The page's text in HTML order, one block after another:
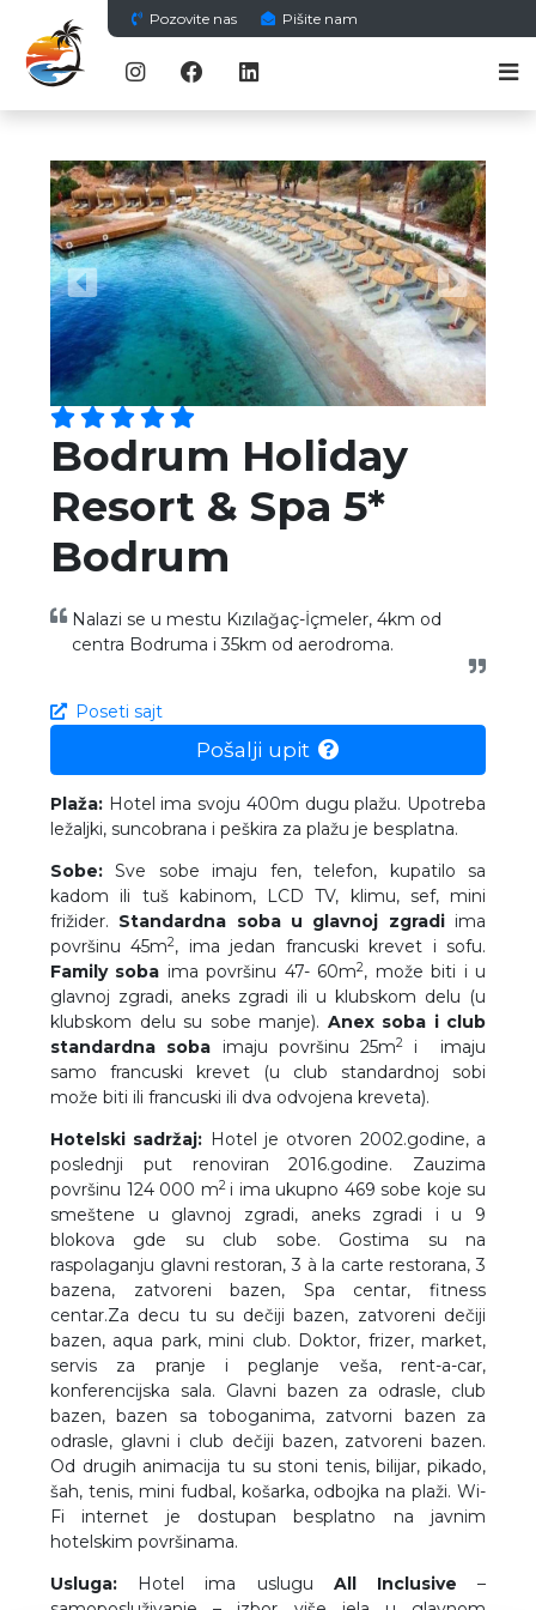
Pozovite nas Pišite nam
Previous Next
Bodrum Holiday
Resort & Spa 5*
Bodrum
Nalazi se u mestu Kızılağaç-İçmeler, 4km od
centra Bodruma i 35km od aerodroma.
Poseti sajt
Pošalji upit
Plaža: Hotel ima svoju 400m dugu plažu. Upotreba
ležaljki, suncobrana i peškira za plažu je besplatna.
Sobe: Sve sobe imaju fen, telefon, kupatilo sa
kadom ili tuš kabinom, LCD TV, klimu, sef, mini
frižider. Standardna soba u glavnoj zgradiima
površinu 45m2, ima jedan francuski krevet i sofu.
Family soba ima površinu 47- 60m2, može biti i u
glavnoj zgradi, aneks zgradi ili u klubskom delu (u
klubskom delu su sobe manje). Anex soba i club
standardna soba imaju površinu 25m2
i imaju
samo francuski krevet (u club standardnoj sobi
može biti ili francuski ili dva odvojena kreveta).
Hotelski sadržaj: Hotel je otvoren 2002.godine, a
poslednji put renoviran 2016.godine. Zauzima
površinu 124 000 m2 i ima ukupno 469 sobe koje su
smeštene u glavnoj zgradi, aneks zgradi i u 9
blokova gde su club sobe. Gostima su na
raspolaganju glavni restoran, 3 à la carte restorana, 3
bazena, zatvoreni bazen, Spa centar, fitness
centar.Za decu tu su dečiji bazen, zatvoreni dečiji
bazen, aqua park, mini club. Doktor, frizer, market,
servis za pranje i peglanje veša, rent-a-car,
konferencijska sala. Glavni bazen za odrasle, club
bazen, bazen sa toboganima, zatvorni bazen za
odrasle, glavni i club dečiji bazen, zatvoreni bazen.
Od drugih animacija tu su stoni tenis, bilijar, pikado,
šah, tenis, mini fudbal, košarka, odbojka na plaži. Wi-
Fi internet je dostupan besplatno na javnim
hotelskim površinama.
Usluga: Hotel ima uslugu All Inclusive–